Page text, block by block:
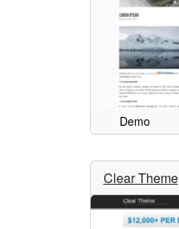
Demo
Clear Theme